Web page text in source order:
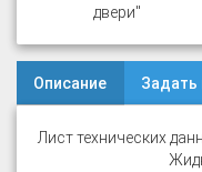
двери"
Описание Задать
Лист технических